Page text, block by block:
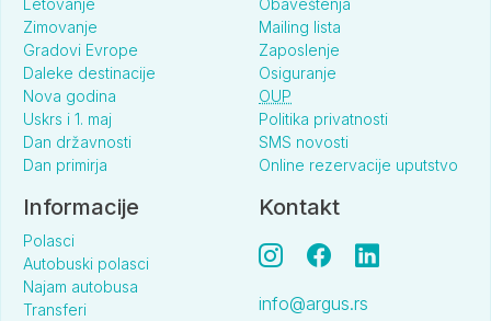
Letovanje
Zimovanje
Gradovi Evrope
Daleke destinacije
Nova godina
Uskrs i 1. maj
Dan državnosti
Dan primirja
Obaveštenja
Mailing lista
Zaposlenje
Osiguranje
OUP
Politika privatnosti
SMS novosti
Online rezervacije uputstvo
Informacije
Polasci
Autobuski polasci
Najam autobusa
Transferi
Kontakt
info@argus.rs